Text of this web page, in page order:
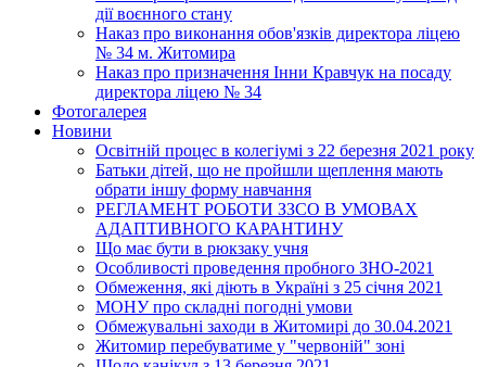
дії воєнного стану
Наказ про виконання обов'язків директора ліцею
№ 34 м. Житомира
Наказ про призначення Інни Кравчук на посаду
директора ліцею № 34
Фотогалерея
Новини
Освітній процес в колегіумі з 22 березня 2021 року
Батьки дітей, що не пройшли щеплення мають
обрати іншу форму навчання
РЕГЛАМЕНТ РОБОТИ ЗЗСО В УМОВАХ
АДАПТИВНОГО КАРАНТИНУ
Що має бути в рюкзаку учня
Особливості проведення пробного ЗНО-2021
Обмеження, які діють в Україні з 25 січня 2021
МОНУ про складні погодні умови
Обмежувальні заходи в Житомирі до 30.04.2021
Житомир перебуватиме у "червоній" зоні